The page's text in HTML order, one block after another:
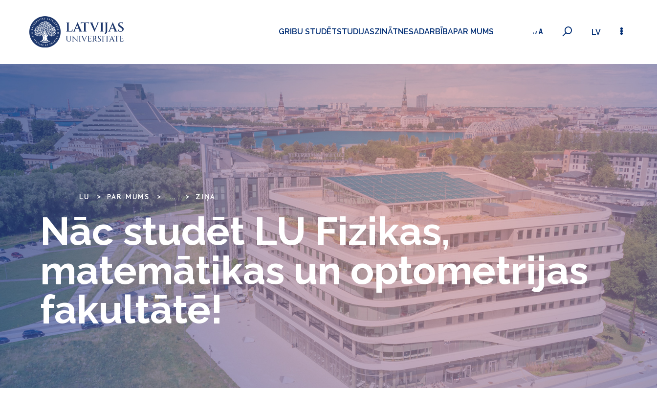
GRIBU STUDĒTSTUDIJASZINĀTNESADARBĪBAPAR MUMS LV
LU PAR MUMS ... ZIŅA
Nāc studēt LU Fizikas,
matemātikas un optometrijas
fakultātē!